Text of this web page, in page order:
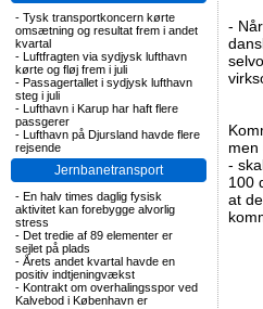
- Tysk transportkoncern kørte
omsætning og resultat frem i andet
kvartal
- Luftfragten via sydjysk lufthavn
kørte og fløj frem i juli
- Passagertallet i sydjysk lufthavn
steg i juli
- Lufthavn i Karup har haft flere
passgerer
- Lufthavn på Djursland havde flere
rejsende
Jernbanetransport
- En halv times daglig fysisk
aktivitet kan forebygge alvorlig
stress
- Det tredie af 89 elementer er
sejlet på plads
- Årets andet kvartal havde en
positiv indtjeningvækst
- Kontrakt om overhalingsspor ved
Kalvebod i København er
-
men
-
100
at